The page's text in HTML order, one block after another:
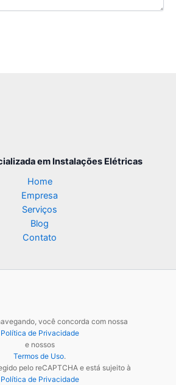
em Instalações Elétricas
Home
Empresa
Serviços
Blog
Contato
você concorda com nossa
Política de Privacidade
e nossos
Termos de Uso.
pelo reCAPTCHA e está sujeito à
Política de Privacidade